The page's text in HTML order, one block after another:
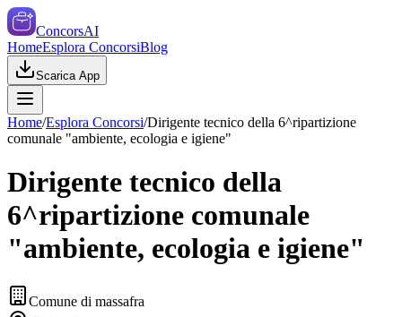
ConcorsAI
HomeEsplora ConcorsiBlog
Scarica App
Home/Esplora Concorsi/Dirigente tecnico della 6^ripartizione
comunale "ambiente, ecologia e igiene"
Dirigente tecnico della
6^ripartizione comunale
"ambiente, ecologia e igiene"
Comune di massafra